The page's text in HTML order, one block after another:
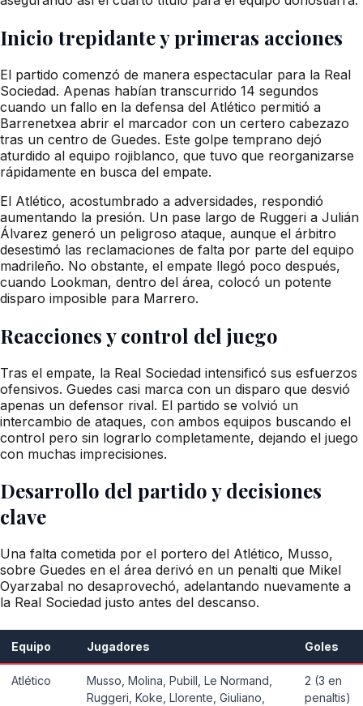
Inicio trepidante y primeras acciones
El partido comenzó de manera espectacular para la Real
Sociedad. Apenas habían transcurrido 14 segundos
cuando un fallo en la defensa del Atlético permitió a
Barrenetxea abrir el marcador con un certero cabezazo
tras un centro de Guedes. Este golpe temprano dejó
aturdido al equipo rojiblanco, que tuvo que reorganizarse
rápidamente en busca del empate.
El Atlético, acostumbrado a adversidades, respondió
aumentando la presión. Un pase largo de Ruggeri a Julián
Álvarez generó un peligroso ataque, aunque el árbitro
desestimó las reclamaciones de falta por parte del equipo
madrileño. No obstante, el empate llegó poco después,
cuando Lookman, dentro del área, colocó un potente
disparo imposible para Marrero.
Reacciones y control del juego
Tras el empate, la Real Sociedad intensificó sus esfuerzos
ofensivos. Guedes casi marca con un disparo que desvió
apenas un defensor rival. El partido se volvió un
intercambio de ataques, con ambos equipos buscando el
control pero sin lograrlo completamente, dejando el juego
con muchas imprecisiones.
Desarrollo del partido y decisiones
clave
Una falta cometida por el portero del Atlético, Musso,
sobre Guedes en el área derivó en un penalti que Mikel
Oyarzabal no desaprovechó, adelantando nuevamente a
la Real Sociedad justo antes del descanso.
Equipo Jugadores Goles
Atlético
Musso, Molina, Pubill, Le Normand,
Ruggeri, Koke, Llorente, Giuliano,
2 (3 en
penaltis)